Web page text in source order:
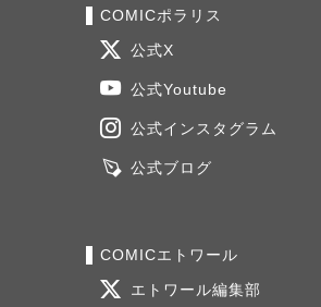
COMICポラリス
公式X
公式Youtube
公式インスタグラム
公式ブログ
COMICエトワール
エトワール編集部